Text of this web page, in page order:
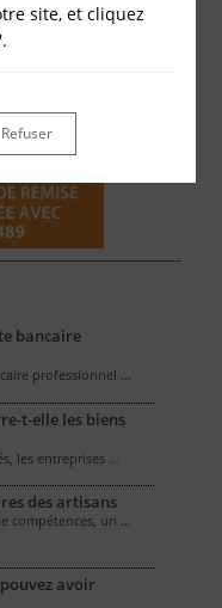
bancaire
professionnel …
t-elle les biens
les entreprises …
des artisans
compétences, un …
avoir
site, et cliquez
Refuser